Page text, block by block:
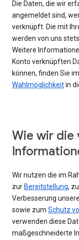
Die Daten, die wir
angemeldet sind,
verknüpft. Die mit
werden von uns
Weitere
Konto verknüpften
können, finden Sie
Wahlmöglichkeitin
Wie wir die
Wir nutzen die im
zur Bereitstellung,
Verbesserung
sowie zum Schutz
verwenden diese
maßgeschneiderte